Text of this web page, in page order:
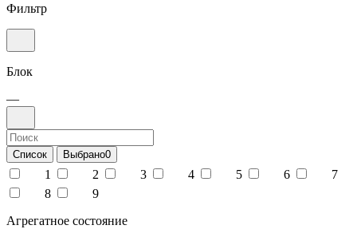
Фильтр
Блок
—
Список Выбрано0
1 2 3 4 5 6
7
8
9
Агрегатное состояние